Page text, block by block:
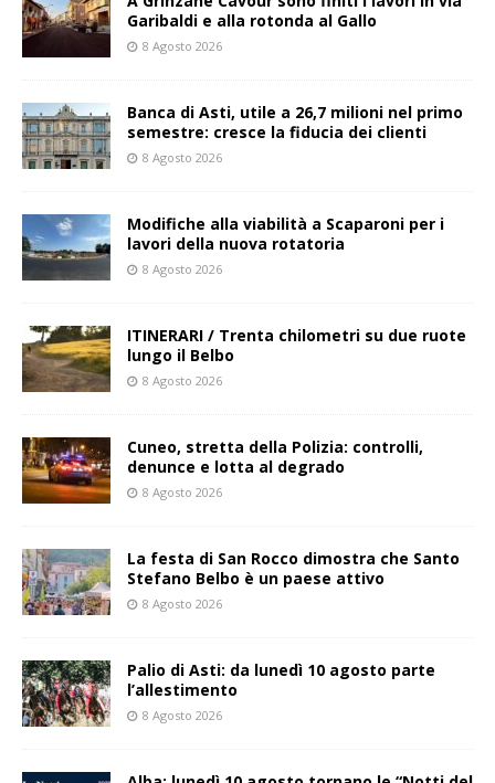
Garibaldi e alla rotonda al Gallo
8 Agosto 2026
Banca di Asti, utile a 26,7 milioni nel primo
semestre: cresce la fiducia dei clienti
8 Agosto 2026
Modifiche alla viabilità a Scaparoni per i
lavori della nuova rotatoria
8 Agosto 2026
ITINERARI / Trenta chilometri su due ruote
lungo il Belbo
8 Agosto 2026
Cuneo, stretta della Polizia: controlli,
denunce e lotta al degrado
8 Agosto 2026
La festa di San Rocco dimostra che Santo
Stefano Belbo è un paese attivo
8 Agosto 2026
Palio di Asti: da lunedì 10 agosto parte
l’allestimento
8 Agosto 2026